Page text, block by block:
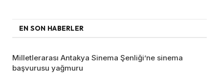
EN SON HABERLER
Milletlerarası Antakya Sinema Şenliği’ne sinema
başvurusu yağmuru